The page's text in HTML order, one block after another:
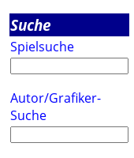
Suche
Spielsuche
Autor/Grafiker-
Suche